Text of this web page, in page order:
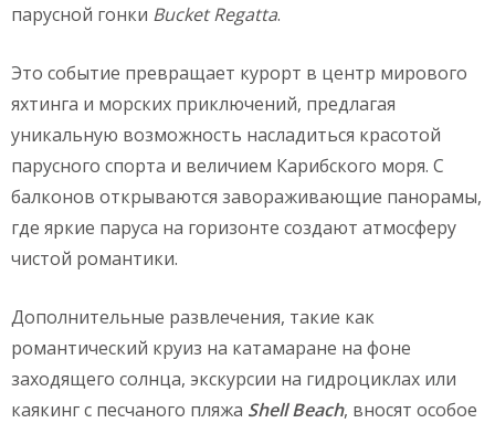
парусной гонки Bucket Regatta.
Это событие превращает курорт в центр мирового
яхтинга и морских приключений, предлагая
уникальную возможность насладиться красотой
парусного спорта и величием Карибского моря. С
балконов открываются завораживающие панорамы,
где яркие паруса на горизонте создают атмосферу
чистой романтики.
Дополнительные развлечения, такие как
романтический круиз на катамаране на фоне
заходящего солнца, экскурсии на гидроциклах или
каякинг с песчаного пляжа Shell Beach, вносят особое